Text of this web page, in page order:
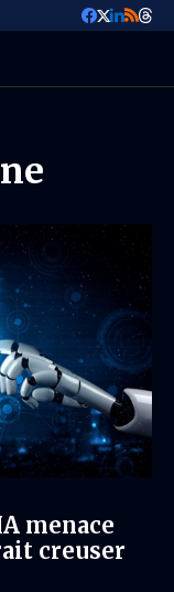
menace
creuser